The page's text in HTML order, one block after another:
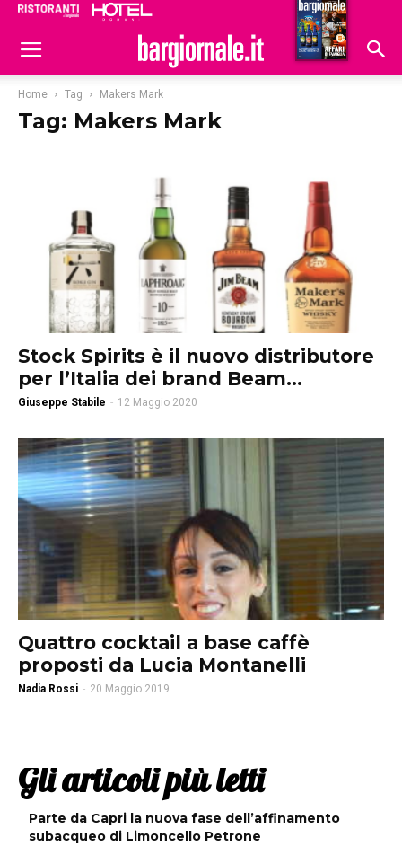
Hoteldomani
Home Tag Makers Mark
Tag: Makers Mark
Stock Spirits è il nuovo distributore
per l’Italia dei brand Beam...
Giuseppe Stabile - 12 Maggio 2020
Quattro cocktail a base caffè
proposti da Lucia Montanelli
Nadia Rossi - 20 Maggio 2019
Gli articoli più letti
Parte da Capri la nuova fase dell’affinamento
subacqueo di Limoncello Petrone